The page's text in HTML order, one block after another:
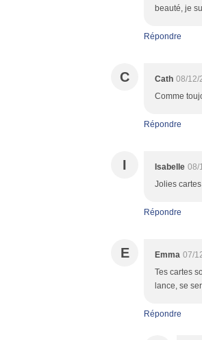
beauté, je
Répondre
C Cath 08/12/
Comme
Répondre
I Isabelle 08/
Jolies
Répondre
E Emma 07/
Tes cartes
lance, se
Répondre